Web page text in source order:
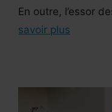
En outre, l’essor
savoir plus